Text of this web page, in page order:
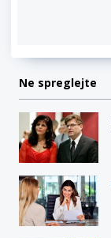
Ne spreglejte